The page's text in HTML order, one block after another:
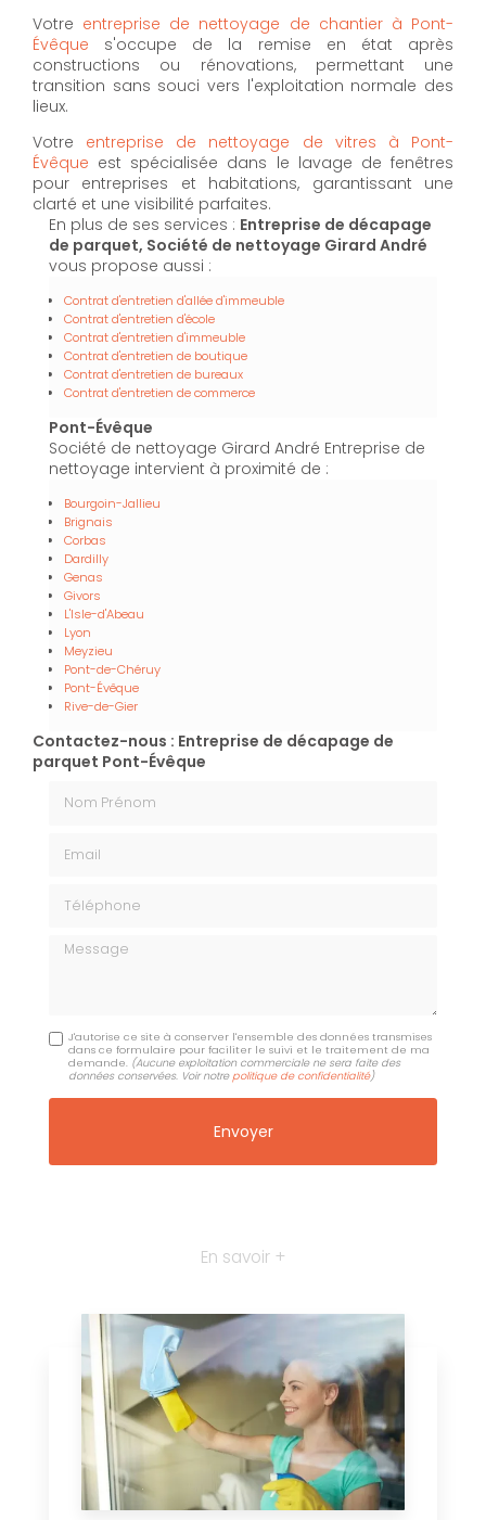
Votre entreprise de nettoyage de chantier à Pont-
Évêque s'occupe de la remise en état après
constructions ou rénovations, permettant une
transition sans souci vers l'exploitation normale des
lieux.
Votre entreprise de nettoyage de vitres à Pont-
Évêque est spécialisée dans le lavage de fenêtres
pour entreprises et habitations, garantissant une
clarté et une visibilité parfaites.
En plus de ses services : Entreprise de décapage
de parquet, Société de nettoyage Girard André
vous propose aussi :
Contrat d'entretien d'allée d'immeuble
Contrat d'entretien d'école
Contrat d'entretien d'immeuble
Contrat d'entretien de boutique
Contrat d'entretien de bureaux
Contrat d'entretien de commerce
Pont-Évêque
Société de nettoyage Girard André Entreprise de
nettoyage intervient à proximité de :
Bourgoin-Jallieu
Brignais
Corbas
Dardilly
Genas
Givors
L'Isle-d'Abeau
Lyon
Meyzieu
Pont-de-Chéruy
Pont-Évêque
Rive-de-Gier
Contactez-nous : Entreprise de décapage de
parquet Pont-Évêque
Message
J'autorise ce site à conserver l'ensemble des données transmises
dans ce formulaire pour faciliter le suivi et le traitement de ma
demande. (Aucune exploitation commerciale ne sera faite des
données conservées. Voir notre politique de confidentialité)
En savoir +